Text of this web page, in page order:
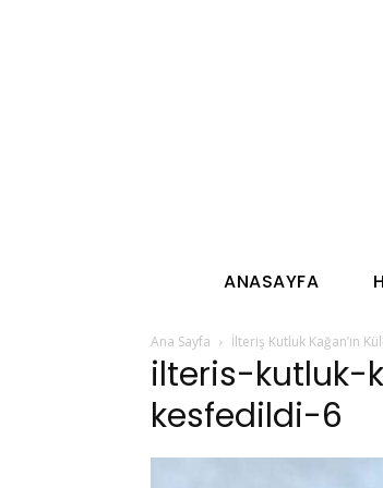
ANASAYFA
Ana Sayfa İlteriş Kutluk Kağan’ın
ilteris-kutluk-
kesfedildi-6